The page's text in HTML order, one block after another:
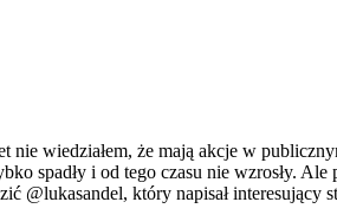
nie wiedziałem, że mają akcje w
spadły i od tego czasu nie wzrosły. Ale
@lukasandel, który napisał interesujący